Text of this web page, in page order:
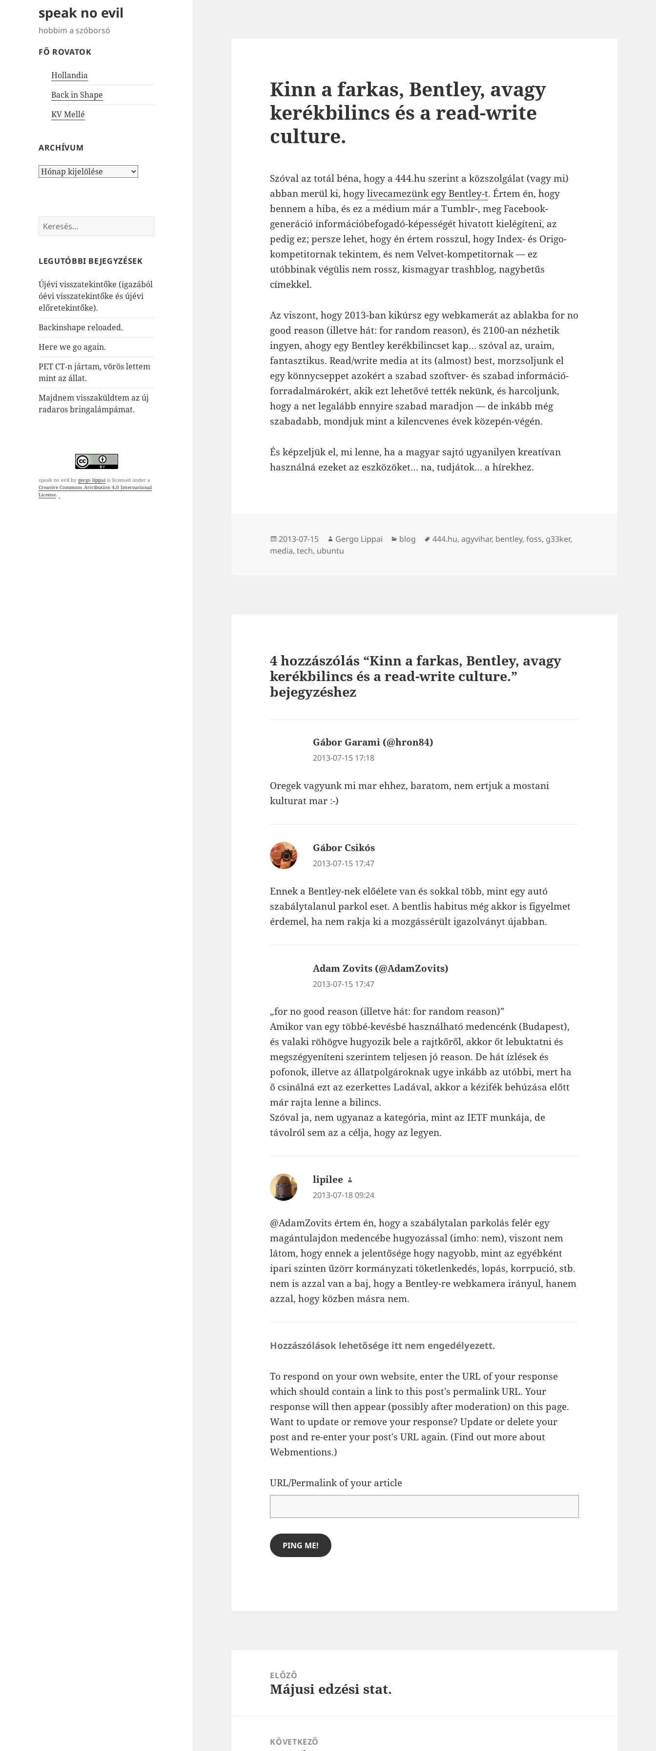
speak no evil
hobbim a szóborsó
FŐ ROVATOK
Hollandia
Back in Shape
KV Mellé
ARCHÍVUM
Archívum
Keresés:
LEGUTÓBBI BEJEGYZÉSEK
Újévi visszatekintőke (igazából
óévi visszatekintőke és újévi
előretekintőke).
Backinshape reloaded.
Here we go again.
PET CT-n jártam, vörös lettem
mint az állat.
Majdnem visszaküldtem az új
radaros bringalámpámat.
speak no evil bygergo lippai is licensed under a
Creative Commons Attribution 4.0 International
License.
Kinn a farkas, Bentley, avagy
kerékbilincs és a read-write
culture.
Szóval az totál béna, hogy a 444.hu szerint a közszolgálat (vagy mi)
abban merül ki, hogylivecamezünk egy Bentley-t. Értem én, hogy
bennem a hiba, és ez a médium már a Tumblr-, meg Facebook-
generáció információbefogadó-képességét hivatott kielégíteni, az
pedig ez; persze lehet, hogy én értem rosszul, hogy Index- és Origo-
kompetitornak tekintem, és nem Velvet-kompetitornak — ez
utóbbinak végülis nem rossz, kismagyar trashblog, nagybetűs
címekkel.
Az viszont, hogy 2013-ban kikúrsz egy webkamerát az ablakba for no
good reason (illetve hát: for random reason), és 2100-an nézhetik
ingyen, ahogy egy Bentley kerékbilincset kap… szóval az, uraim,
fantasztikus. Read/write media at its (almost) best, morzsoljunk el
egy könnycseppet azokért a szabad szoftver- és szabad információ-
forradalmárokért, akik ezt lehetővé tették nekünk, és harcoljunk,
hogy a net legalább ennyire szabad maradjon — de inkább még
szabadabb, mondjuk mint a kilencvenes évek közepén-végén.
És képzeljük el, mi lenne, ha a magyar sajtó ugyanilyen kreatívan
használná ezeket az eszközöket… na, tudjátok… a hírekhez.
Közzétéve
2013-07-15 Szerző
Gergo Lippai Kategória
blog Címke
444.hu,agyvihar, bentley,foss, g33ker,
media,tech, ubuntu
4 hozzászólás “Kinn a farkas, Bentley, avagy
kerékbilincs és a read-write culture.”
bejegyzéshez
Gábor Garami (@hron84)
2013-07-15 17:18
Oregek vagyunk mi mar ehhez, baratom, nem ertjuk a mostani
kulturat mar :-)
Gábor Csikós
2013-07-15 17:47
Ennek a Bentley-nek előélete van és sokkal több, mint egy autó
szabálytalanul parkol eset. A bentlis habitus még akkor is figyelmet
érdemel, ha nem rakja ki a mozgássérült igazolványt újabban.
Adam Zovits (@AdamZovits)
2013-07-15 17:47
„for no good reason (illetve hát: for random reason)”
Amikor van egy többé-kevésbé használható medencénk (Budapest),
és valaki röhögve hugyozik bele a rajtkőről, akkor őt lebuktatni és
megszégyeníteni szerintem teljesen jó reason. De hát ízlések és
pofonok, illetve az állatpolgároknak ugye inkább az utóbbi, mert ha
ő csinálná ezt az ezerkettes Ladával, akkor a kézifék behúzása előtt
már rajta lenne a bilincs.
Szóval ja, nem ugyanaz a kategória, mint az IETF munkája, de
távolról sem az a célja, hogy az legyen.
lipilee szerint:
2013-07-18 09:24
@AdamZovits értem én, hogy a szabálytalan parkolás felér egy
magántulajdon medencébe hugyozással (imho: nem), viszont nem
látom, hogy ennek a jelentősége hogy nagyobb, mint az egyébként
ipari szinten űzörr kormányzati töketlenkedés, lopás, korrpució, stb.
nem is azzal van a baj, hogy a Bentley-re webkamera irányul, hanem
azzal, hogy közben másra nem.
Hozzászólások lehetősége itt nem engedélyezett.
To respond on your own website, enter the URL of your response
which should contain a link to this post's permalink URL. Your
response will then appear (possibly after moderation) on this page.
Want to update or remove your response? Update or delete your
post and re-enter your post's URL again. (Find out more about
Webmentions.)
URL/Permalink of your article
navigációELŐZŐ
Korábbi
Májusi edzési stat.
KÖVETKEZŐ